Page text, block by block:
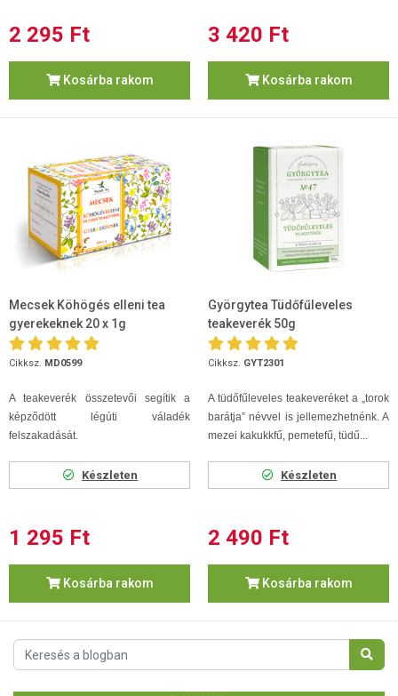
2 295 Ft
Kosárba rakom
3 420 Ft
Kosárba rakom
Mecsek Köhögés elleni tea
gyerekeknek 20 x 1g
Cikksz. MD0599
A teakeverék összetevői segítik a
képződött légúti váladék
felszakadását.
Készleten
1 295 Ft
Kosárba rakom
Györgytea Tüdőfűleveles
teakeverék 50g
Cikksz. GYT2301
A tüdőfűleveles teakeveréket a „torok
barátja” névvel is jellemezhetnénk. A
mezei kakukkfű, pemetefű, tüdű...
Készleten
2 490 Ft
Kosárba rakom